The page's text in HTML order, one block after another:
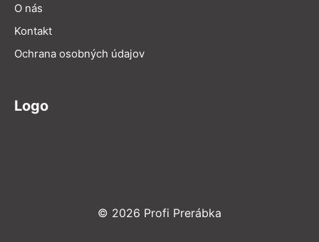
O nás
Kontakt
Ochrana osobných údajov
Logo
© 2026 Profi Prerábka